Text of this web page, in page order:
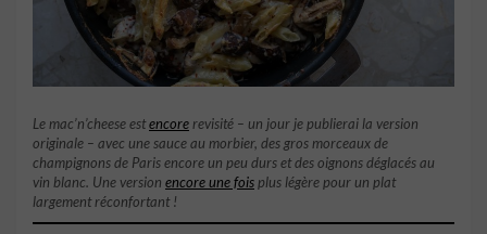
Le mac’n’cheese estencore revisité – un jour je publierai la version
originale – avec une sauce au morbier, des gros morceaux de
champignons de Paris encore un peu durs et des oignons déglacés au
vin blanc. Une version encore une foisplus légère pour un plat
largement réconfortant !